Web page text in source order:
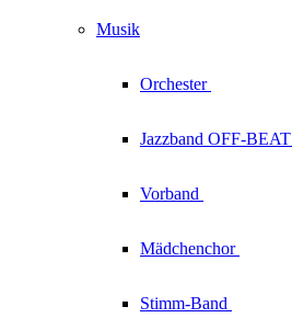
Musik
Orchester
Jazzband OFF-BEAT
Vorband
Mädchenchor
Stimm-Band